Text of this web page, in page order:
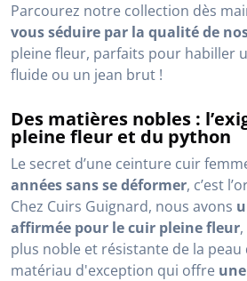
Parcourez notre collection dès
vous séduire par la qualité de
pleine fleur, parfaits pour habiller
fluide ou un jean brut !
Des matières nobles :
pleine fleur et du python
Le secret d’une ceinture cuir
années sans se déformer, c’est
Chez Cuirs Guignard, nous avons
affirmée pour le cuir pleine fleur
plus noble et résistante de la peau
matériau d'exception qui offre